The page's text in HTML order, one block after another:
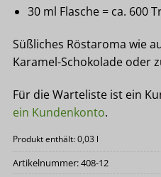
30 ml Flasche = ca. 600
Süßliches Röstaroma wie
Karamel-Schokolade oder
Für die Warteliste ist ein
ein Kundenkonto.
Produkt enthält: 0,03 l
Artikelnummer:408-12